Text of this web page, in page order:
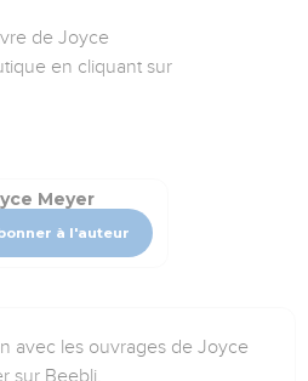
de Joyce
en cliquant sur
Meyer
à l'auteur
avec les ouvrages de Joyce
sur Beebli.